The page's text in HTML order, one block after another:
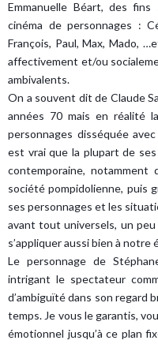
Emmanuelle Béart, des
cinéma de personnages :
François, Paul, Max, Mado,
affectivement et/ou
ambivalents.
On a souvent dit de Claude
années 70 mais en réalité
personnages disséquée
est vrai que la plupart de
contemporaine,
société pompidolienne, puis
ses personnages et les
avant tout universels, un peu
s’appliquer aussi bien à notre
Le personnage de
intrigant le spectateur
d’ambiguïté dans son regard
temps. Je vous le garantis,
émotionnel jusqu’à ce plan